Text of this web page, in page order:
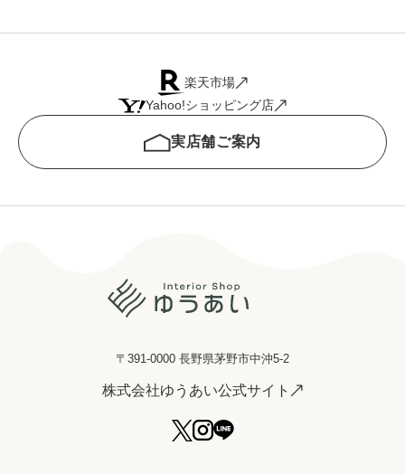
楽天市場
Yahoo!ショッピング店
実店舗ご案内
〒391-0000 長野県茅野市中沖5-2
株式会社ゆうあい公式サイト